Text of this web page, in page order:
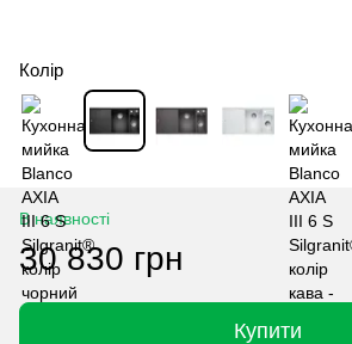
Колір
В наявності
30 830 грн
Купити